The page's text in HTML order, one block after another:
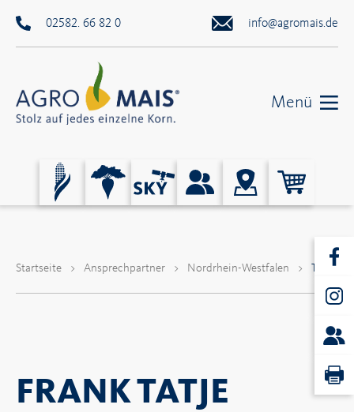
02582. 66 82 0 info@agromais.de
Menü
Startseite > Ansprechpartner > Nordrhein-Westfalen > Tatje
FRANK TATJE